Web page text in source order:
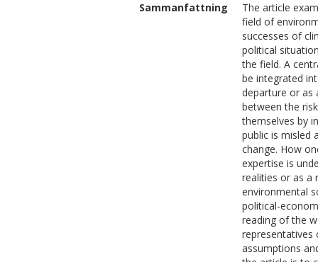
Sammanfattning
The article
field of
successes of
political
the field. A
be integrated
departure or as
between the
themselves by
public is misled
change. How
expertise is
realities or as a
environmental
political-
reading of the
representatives
assumptions